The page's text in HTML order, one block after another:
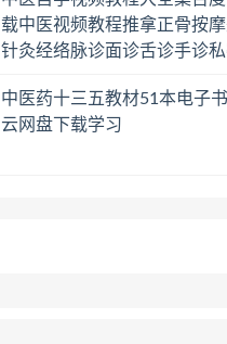
载中医视频教程推拿正骨按
针灸经络脉诊面诊舌诊手诊
中医药十三五教材51本电子
云网盘下载学习